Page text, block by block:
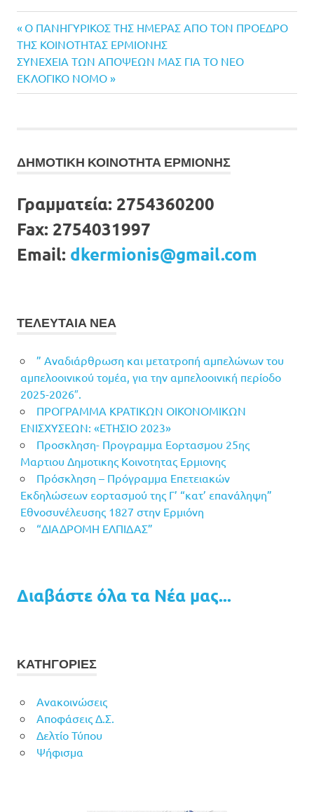
Πλοήγηση
άρθρων
Previous
Post:
Ο ΠΑΝΗΓΥΡΙΚΟΣ ΤΗΣ ΗΜΕΡΑΣ ΑΠΟ ΤΟΝ ΠΡΟΕΔΡΟ
ΤΗΣ ΚΟΙΝΟΤΗΤΑΣ ΕΡΜΙΟΝΗΣ
Next
Post:
ΣΥΝΕΧΕΙΑ ΤΩΝ ΑΠΟΨΕΩΝ ΜΑΣ ΓΙΑ ΤΟ ΝΕΟ
ΕΚΛΟΓΙΚΟ ΝΟΜΟ
ΔΗΜΟΤΙΚΗ ΚΟΙΝΟΤΗΤΑ ΕΡΜΙΟΝΗΣ
Γραμματεία: 2754360200
Fax: 2754031997
Email: dkermionis@gmail.com
ΤΕΛΕΥΤΑΙΑ ΝΕΑ
” Αναδιάρθρωση και μετατροπή αμπελώνων του
αμπελοοινικού τομέα, για την αμπελοοινική περίοδο
2025-2026″.
ΠΡΟΓΡΑΜΜΑ ΚΡΑΤΙΚΩΝ ΟΙΚΟΝΟΜΙΚΩΝ
ΕΝΙΣΧΥΣΕΩΝ: «ΕΤΗΣΙΟ 2023»
Προσκληση- Προγραμμα Εορτασμου 25ης
Μαρτιου Δημοτικης Κοινοτητας Ερμιονης
Πρόσκληση – Πρόγραμμα Επετειακών
Εκδηλώσεων εορτασμού της Γ’ “κατ’ επανάληψη”
Εθνοσυνέλευσης 1827 στην Ερμιόνη
“ΔΙΑΔΡΟΜΗ ΕΛΠΙΔΑΣ”
Διαβάστε όλα τα Νέα μας...
ΚΑΤΗΓΟΡΙΕΣ
Ανακοινώσεις
Αποφάσεις Δ.Σ.
Δελτίο Τύπου
Ψήφισμα